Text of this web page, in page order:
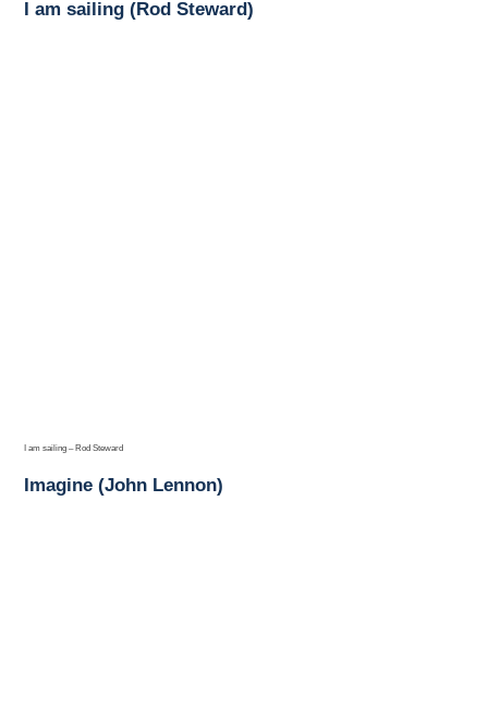
I am sailing (Rod Steward)
I am sailing – Rod Steward
Imagine (John Lennon)